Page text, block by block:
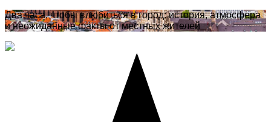
Два часа, чтобы влюбиться в город: история, атмосфера
и неожиданные факты от местных жителей